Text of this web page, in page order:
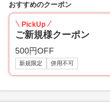
おすすめのクーポン
PickUp
ご新規様クーポン
500円OFF
新規限定 併用不可